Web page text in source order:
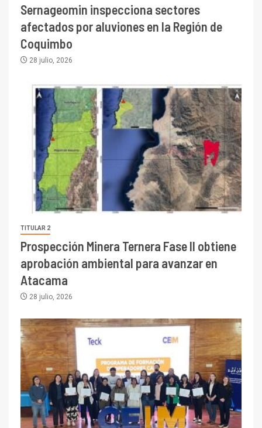
Sernageomin inspecciona sectores
afectados por aluviones en la Región de
Coquimbo
28 julio, 2026
TITULAR 2
Prospección Minera Ternera Fase II obtiene
aprobación ambiental para avanzar en
Atacama
28 julio, 2026